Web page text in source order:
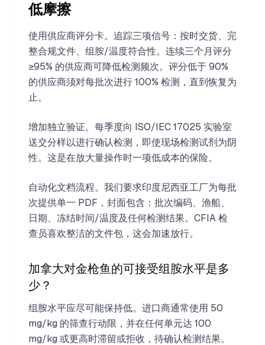
低摩擦
使用供应商评分卡。追踪三项信号：按时交货、完
整合规文件、组胺/温度符合性。连续三个月评分
≥95% 的供应商可降低检测频次。评分低于 90%
的供应商须对每批次进行 100% 检测，直到恢复为
止。
增加独立验证。每季度向 ISO/IEC 17025 实验室
送交分样以进行确认检测，即使现场检测试剂为阴
性。这是在放大量操作时一项低成本的保险。
自动化文档流程。我们要求印度尼西亚工厂为每批
次提供单一 PDF，封面包含：批次编码、渔船、
日期、冻结时间/温度及任何检测结果。CFIA 检
查员喜欢整洁的文件包，这会加速放行。
加拿大对金枪鱼的可接受组胺水平是多
少？
组胺水平应尽可能保持低。进口商通常使用 50
mg/kg 的筛查行动限，并在任何单元达 100
mg/kg 或更高时滞留或拒收，待确认检测结果。